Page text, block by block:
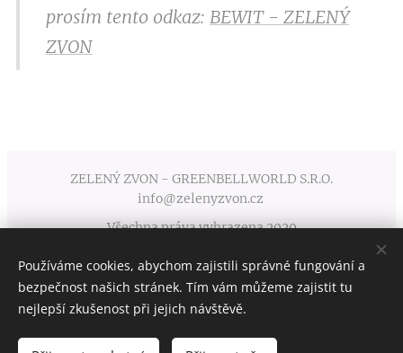
prosím tento odkaz: BEWIT - ZELENÝ
ZVON
ZELENÝ ZVON - GREENBELLWORLD S.R.O.
info@zelenyzvon.cz
Všechna práva vyhrazena 2020
Obchodní podmínky Cookies
Používáme cookies, abychom zajistili správné fungování a
bezpečnost našich stránek. Tím vám můžeme zajistit tu
nejlepší zkušenost při jejich návštěvě.